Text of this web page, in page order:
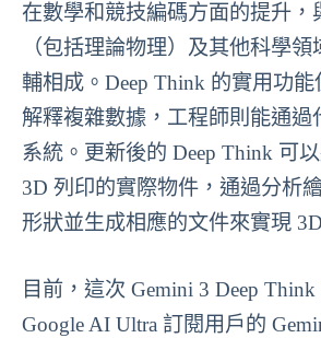
在數學和競技編碼方面的提升，
（包括理論物理）及其他科學
輔相成。Deep Think 的實用功
解釋複雜數據，工程師則能通過
系統。更新後的 Deep Think 可
3D 列印的實際物件，通過分析
形狀並生成相應的文件來實現
目前，這次 Gemini 3 Deep
Google AI Ultra 訂閱用戶的